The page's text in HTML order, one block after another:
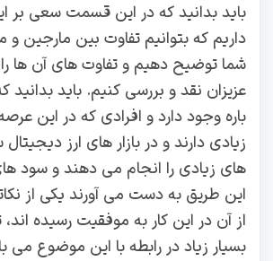
باید بدانید که در این قسمت سعی بر
داریم که بتوانیم تفاوت بین مارجین و
شما توضیح دهیم و تفاوت های آن ها
عزیزان نقد و بررسی کنیم. باید بدانید
باره وجود دارد و افرادی که در این
زیادی دارند و در بازار های ارز
های زیادی را انجام می دهند و سود
این طریق به دست می آورند یکی از
از آن در این کار به موفقیت رسیده
بسیار زیاد در رابطه با این موضوع می